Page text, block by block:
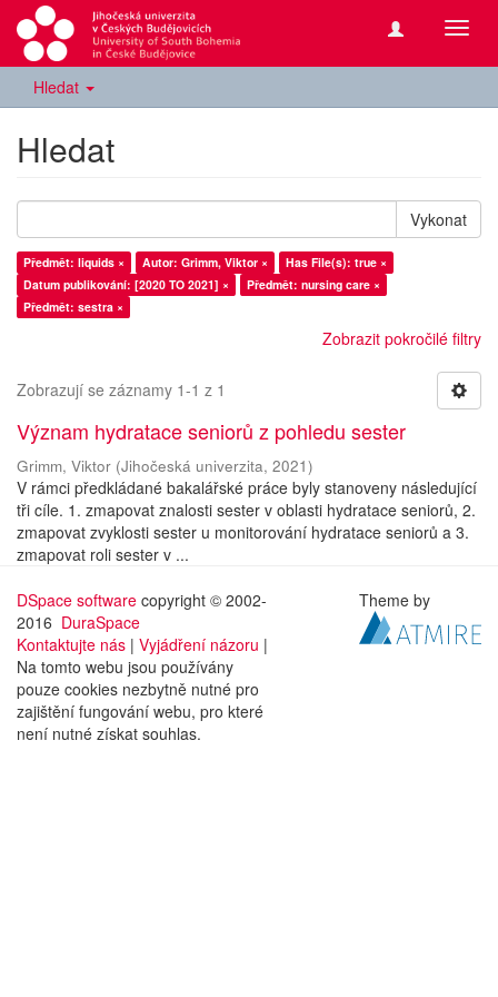
Hledat
Hledat
Vykonat
Předmět: liquids × Autor: Grimm, Viktor ×
Has File(s): true ×
Datum publikování: [2020 TO 2021] ×
Předmět: nursing care ×
Předmět: sestra ×
Zobrazit pokročilé filtry
Zobrazují se záznamy 1-1 z 1
Význam hydratace seniorů z pohledu sester
Grimm, Viktor (Jihočeská univerzita, 2021)
V rámci předkládané bakalářské práce byly stanoveny následující
tři cíle. 1. zmapovat znalosti sester v oblasti hydratace seniorů, 2.
zmapovat zvyklosti sester u monitorování hydratace seniorů a 3.
zmapovat roli sester v ...
DSpace software copyright © 2002-
2016 DuraSpace
Kontaktujte nás | Vyjádření názoru |
Na tomto webu jsou používány
pouze cookies nezbytně nutné pro
zajištění fungování webu, pro které
není nutné získat souhlas.
Theme by